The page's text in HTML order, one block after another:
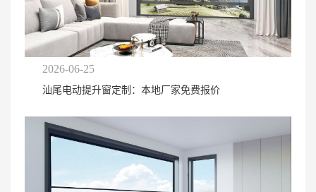
2026-06-25
汕尾电动提升窗定制：本地厂家免费报价